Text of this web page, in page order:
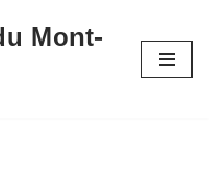
Mont-